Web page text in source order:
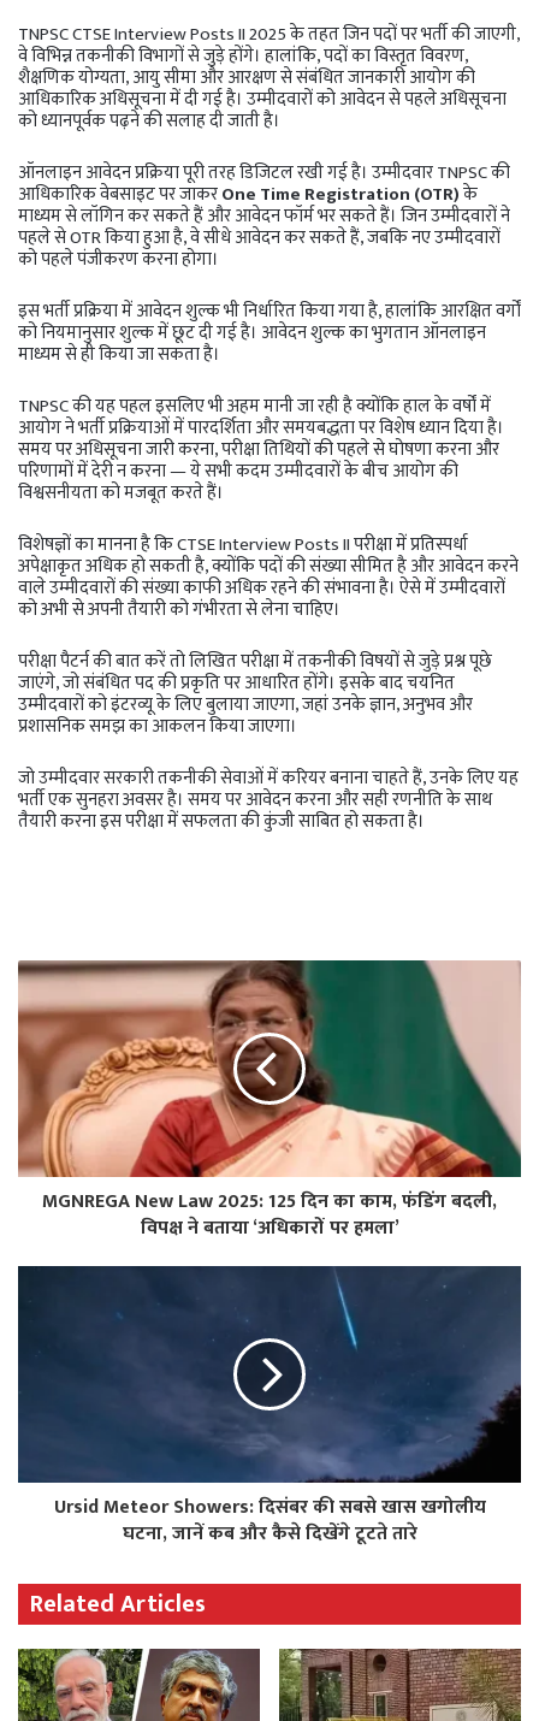
TNPSC CTSE Interview Posts II 2025 के तहत जिन पदों पर भर्ती की जाएगी,
वे विभिन्न तकनीकी विभागों से जुड़े होंगे। हालांकि, पदों का विस्तृत विवरण,
शैक्षणिक योग्यता, आयु सीमा और आरक्षण से संबंधित जानकारी आयोग की
आधिकारिक अधिसूचना में दी गई है। उम्मीदवारों को आवेदन से पहले अधिसूचना
को ध्यानपूर्वक पढ़ने की सलाह दी जाती है।
ऑनलाइन आवेदन प्रक्रिया पूरी तरह डिजिटल रखी गई है। उम्मीदवार TNPSC की
आधिकारिक वेबसाइट पर जाकरOne Time Registration (OTR)के
माध्यम से लॉगिन कर सकते हैं और आवेदन फॉर्म भर सकते हैं। जिन उम्मीदवारों ने
पहले से OTR किया हुआ है, वे सीधे आवेदन कर सकते हैं, जबकि नए उम्मीदवारों
को पहले पंजीकरण करना होगा।
इस भर्ती प्रक्रिया में आवेदन शुल्क भी निर्धारित किया गया है, हालांकि आरक्षित वर्गों
को नियमानुसार शुल्क में छूट दी गई है। आवेदन शुल्क का भुगतान ऑनलाइन
माध्यम से ही किया जा सकता है।
TNPSC की यह पहल इसलिए भी अहम मानी जा रही है क्योंकि हाल के वर्षों में
आयोग ने भर्ती प्रक्रियाओं में पारदर्शिता और समयबद्धता पर विशेष ध्यान दिया है।
समय पर अधिसूचना जारी करना, परीक्षा तिथियों की पहले से घोषणा करना और
परिणामों में देरी न करना — ये सभी कदम उम्मीदवारों के बीच आयोग की
विश्वसनीयता को मजबूत करते हैं।
विशेषज्ञों का मानना है कि CTSE Interview Posts II परीक्षा में प्रतिस्पर्धा
अपेक्षाकृत अधिक हो सकती है, क्योंकि पदों की संख्या सीमित है और आवेदन करने
वाले उम्मीदवारों की संख्या काफी अधिक रहने की संभावना है। ऐसे में उम्मीदवारों
को अभी से अपनी तैयारी को गंभीरता से लेना चाहिए।
परीक्षा पैटर्न की बात करें तो लिखित परीक्षा में तकनीकी विषयों से जुड़े प्रश्न पूछे
जाएंगे, जो संबंधित पद की प्रकृति पर आधारित होंगे। इसके बाद चयनित
उम्मीदवारों को इंटरव्यू के लिए बुलाया जाएगा, जहां उनके ज्ञान, अनुभव और
प्रशासनिक समझ का आकलन किया जाएगा।
जो उम्मीदवार सरकारी तकनीकी सेवाओं में करियर बनाना चाहते हैं, उनके लिए यह
भर्ती एक सुनहरा अवसर है। समय पर आवेदन करना और सही रणनीति के साथ
तैयारी करना इस परीक्षा में सफलता की कुंजी साबित हो सकता है।
MGNREGA New Law 2025: 125 दिन का काम, फंडिंग बदली,
विपक्ष ने बताया ‘अधिकारों पर हमला’
Ursid Meteor Showers: दिसंबर की सबसे खास खगोलीय
घटना, जानें कब और कैसे दिखेंगे टूटते तारे
Related Articles